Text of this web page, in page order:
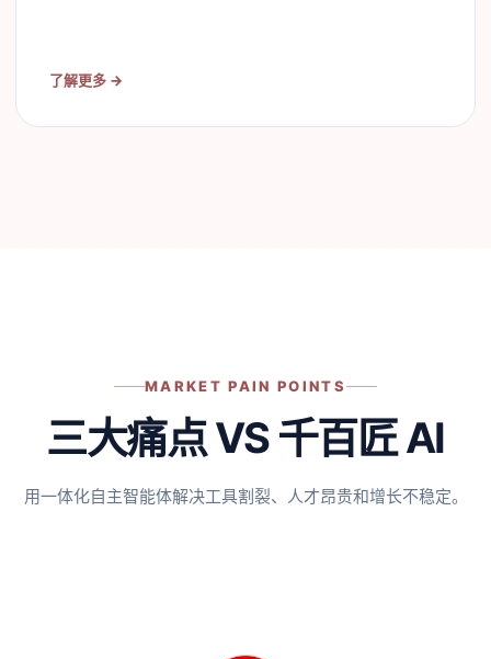
了解更多 →
MARKET PAIN POINTS
三大痛点 VS 千百匠 AI
用一体化自主智能体解决工具割裂、人才昂贵和增长不稳定。